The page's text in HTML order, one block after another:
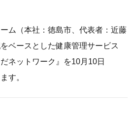
ム（本社：徳島市、代表者：近藤
ベースとした健康管理サービス
ネットワーク』を10月10日
す。